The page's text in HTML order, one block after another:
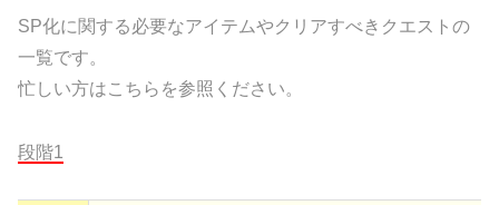
SP化に関する必要なアイテムやクリアすべきクエストの
一覧です。
忙しい方はこちらを参照ください。
段階1